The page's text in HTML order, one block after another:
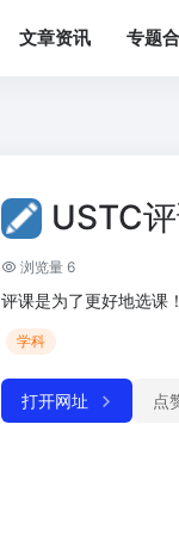
文章资讯 专题
USTC
浏览量 6
评课是为了更好地选课！
学科
打开网址 点